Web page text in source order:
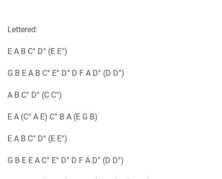
Lettered:
E A B C° D° (E E°)
G B E A B C° E° D° D F A D° (D D°)
A B C° D° (C C°)
E A (C° A E) C° B A (E G B)
E A B C° D° (E E°)
G B E E A C° E° D° D F A D° (D D°)